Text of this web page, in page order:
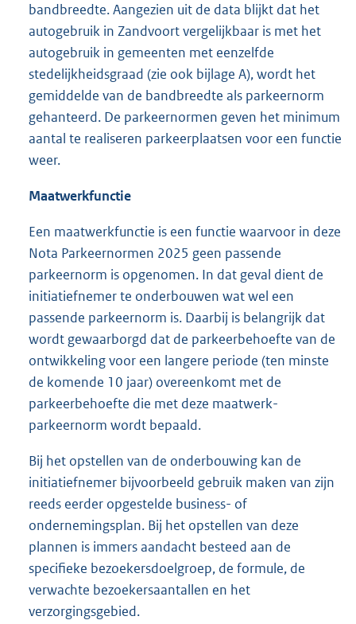
bandbreedte. Aangezien uit de data blijkt dat het
autogebruik in Zandvoort vergelijkbaar is met het
autogebruik in gemeenten met eenzelfde
stedelijkheidsgraad (zie ook bijlage A), wordt het
gemiddelde van de bandbreedte als parkeernorm
gehanteerd. De parkeernormen geven het minimum
aantal te realiseren parkeerplaatsen voor een functie
weer.
Maatwerkfunctie
Een maatwerkfunctie is een functie waarvoor in deze
Nota Parkeernormen 2025 geen passende
parkeernorm is opgenomen. In dat geval dient de
initiatiefnemer te onderbouwen wat wel een
passende parkeernorm is. Daarbij is belangrijk dat
wordt gewaarborgd dat de parkeerbehoefte van de
ontwikkeling voor een langere periode (ten minste
de komende 10 jaar) overeenkomt met de
parkeerbehoefte die met deze maatwerk-
parkeernorm wordt bepaald.
Bij het opstellen van de onderbouwing kan de
initiatiefnemer bijvoorbeeld gebruik maken van zijn
reeds eerder opgestelde business- of
ondernemingsplan. Bij het opstellen van deze
plannen is immers aandacht besteed aan de
specifieke bezoekersdoelgroep, de formule, de
verwachte bezoekersaantallen en het
verzorgingsgebied.